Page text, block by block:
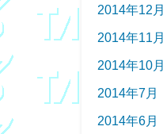
2014年12月
2014年11月
2014年10月
2014年7月
2014年6月